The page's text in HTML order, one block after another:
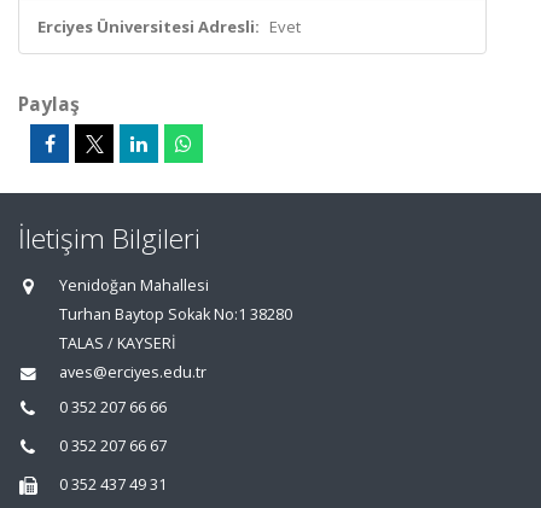
Erciyes Üniversitesi Adresli: Evet
Paylaş
İletişim Bilgileri
Yenidoğan Mahallesi
Turhan Baytop Sokak No:1 38280
TALAS / KAYSERİ
aves@erciyes.edu.tr
0 352 207 66 66
0 352 207 66 67
0 352 437 49 31